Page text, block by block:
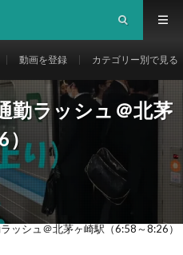
動画を登録 カテゴリー別で見る
勤ラッシュ＠北茅
）
ッシュ＠北茅ヶ崎駅（6:58～8:26）